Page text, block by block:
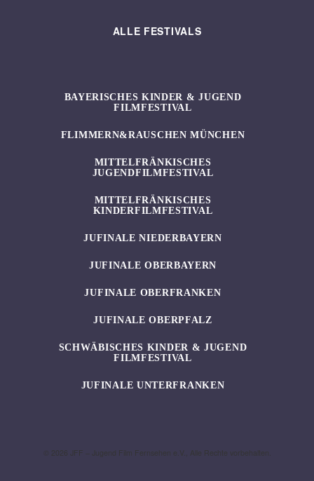
ALLE FESTIVALS
BAYERISCHES KINDER & JUGEND
FILMFESTIVAL
FLIMMERN&RAUSCHEN MÜNCHEN
MITTELFRÄNKISCHES
JUGENDFILMFESTIVAL
MITTELFRÄNKISCHES
KINDERFILMFESTIVAL
JUFINALE NIEDERBAYERN
JUFINALE OBERBAYERN
JUFINALE OBERFRANKEN
JUFINALE OBERPFALZ
SCHWÄBISCHES KINDER & JUGEND
FILMFESTIVAL
JUFINALE UNTERFRANKEN
© 2026 JFF – Jugend Film Fernsehen e.V., Alle Rechte vorbehalten.